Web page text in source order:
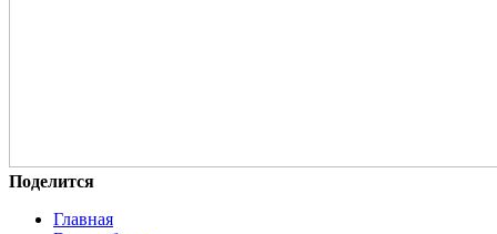
Поделится
Главная